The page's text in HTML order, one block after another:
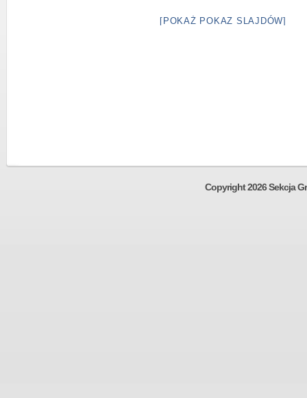
[POKAŻ POKAZ SLAJDÓW]
Copyright 2026 Sekcja